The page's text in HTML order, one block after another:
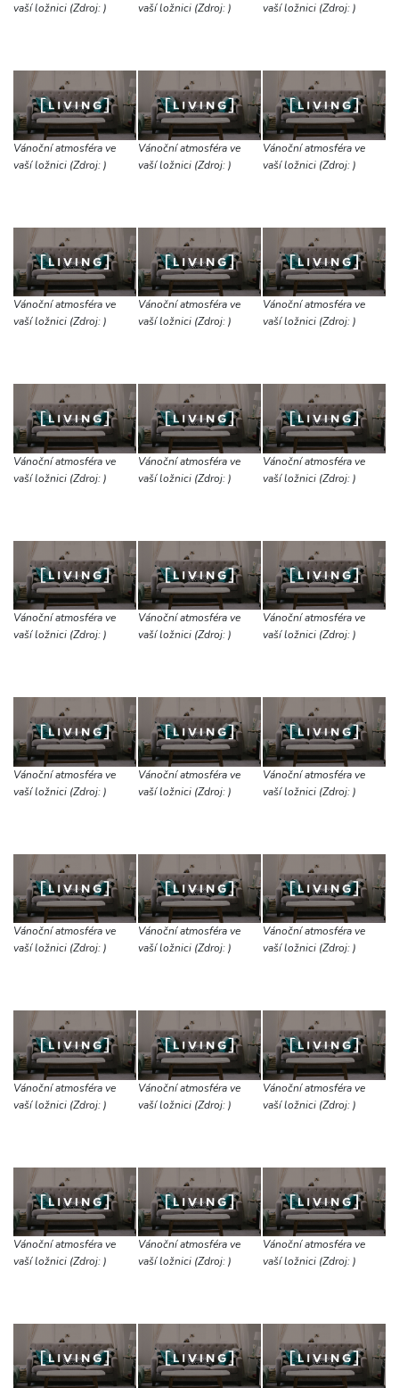
vaší ložnici (Zdroj: )
vaší ložnici (Zdroj: )
vaší ložnici (Zdroj: )
Vánoční atmosféra ve
vaší ložnici (Zdroj: )
Vánoční atmosféra ve
vaší ložnici (Zdroj: )
Vánoční atmosféra ve
vaší ložnici (Zdroj: )
Vánoční atmosféra ve
vaší ložnici (Zdroj: )
Vánoční atmosféra ve
vaší ložnici (Zdroj: )
Vánoční atmosféra ve
vaší ložnici (Zdroj: )
Vánoční atmosféra ve
vaší ložnici (Zdroj: )
Vánoční atmosféra ve
vaší ložnici (Zdroj: )
Vánoční atmosféra ve
vaší ložnici (Zdroj: )
Vánoční atmosféra ve
vaší ložnici (Zdroj: )
Vánoční atmosféra ve
vaší ložnici (Zdroj: )
Vánoční atmosféra ve
vaší ložnici (Zdroj: )
Vánoční atmosféra ve
vaší ložnici (Zdroj: )
Vánoční atmosféra ve
vaší ložnici (Zdroj: )
Vánoční atmosféra ve
vaší ložnici (Zdroj: )
Vánoční atmosféra ve
vaší ložnici (Zdroj: )
Vánoční atmosféra ve
vaší ložnici (Zdroj: )
Vánoční atmosféra ve
vaší ložnici (Zdroj: )
Vánoční atmosféra ve
vaší ložnici (Zdroj: )
Vánoční atmosféra ve
vaší ložnici (Zdroj: )
Vánoční atmosféra ve
vaší ložnici (Zdroj: )
Vánoční atmosféra ve
vaší ložnici (Zdroj: )
Vánoční atmosféra ve
vaší ložnici (Zdroj: )
Vánoční atmosféra ve
vaší ložnici (Zdroj: )